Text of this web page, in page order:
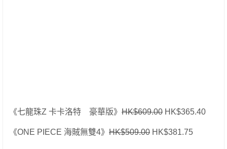
《七龍珠Z 卡卡洛特 豪華版》 HK$609.00 HK$365.40
《ONE PIECE 海賊無雙4》 HK$509.00 HK$381.75